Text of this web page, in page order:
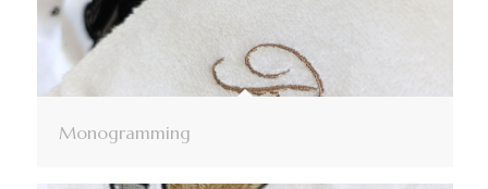
Monogramming